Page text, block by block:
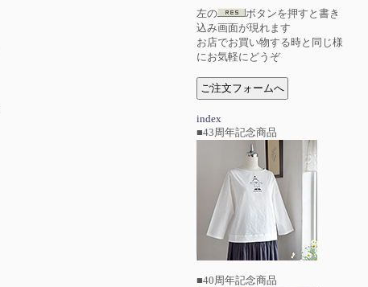
左の
ボタンを押すと書き
込み画面が現れます
お店でお買い物する時と同じ様
にお気軽にどうぞ
index
■43周年記念商品
■40周年記念商品